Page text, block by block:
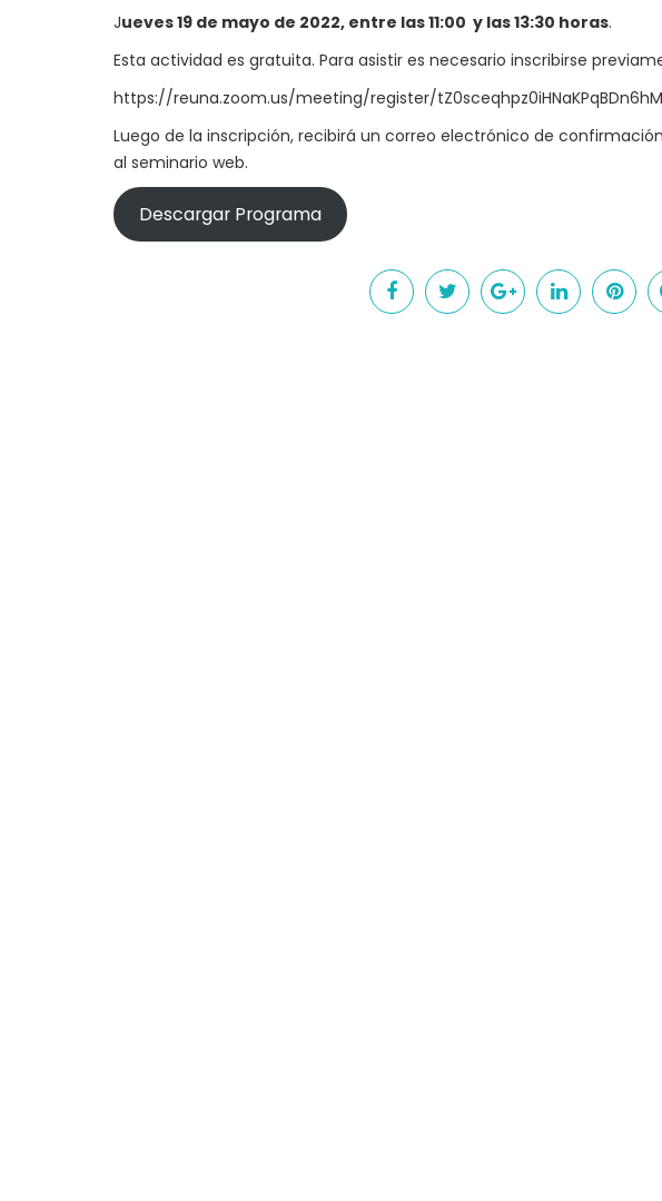
Jueves 19 de mayo de 2022, entre las 11:00 y las 13:30 horas.
Esta actividad es gratuita. Para asistir es necesario inscribirse
https://reuna.zoom.us/meeting/register/
Luego de la inscripción, recibirá un correo electrónico de
al seminario web.
Descargar Programa